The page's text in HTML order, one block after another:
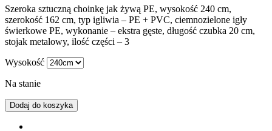
Szeroka sztuczną choinkę jak żywą PE, wysokość 240 cm,
szerokość 162 cm, typ igliwia – PE + PVC, ciemnozielone igły
świerkowe PE, wykonanie – ekstra gęste, długość czubka 20 cm,
stojak metalowy, ilość części – 3
Wysokość
Na stanie
Dodaj do koszyka